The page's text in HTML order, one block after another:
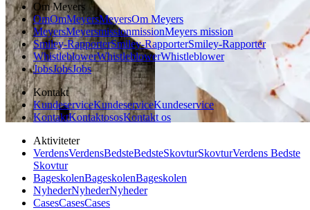
Om Meyers
OmOmMeyersMeyersOm Meyers
MeyersMeyersmissionmissionMeyers mission
Smiley-RapporterSmiley-RapporterSmiley-Rapporter
WhistleblowerWhistleblowerWhistleblower
JobsJobsJobs
Kontakt
KundeserviceKundeserviceKundeservice
KontaktKontaktososKontakt os
Aktiviteter
VerdensVerdensBedsteBedsteSkovturSkovturVerdens Bedste
Skovtur
BageskolenBageskolenBageskolen
NyhederNyhederNyheder
CasesCasesCases